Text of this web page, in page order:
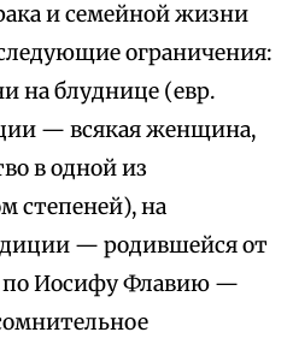
и семейной жизни
ограничения:
на блуднице (евр.
— всякая женщина,
в одной из
степеней), на
— родившейся от
по Иосифу Флавию —